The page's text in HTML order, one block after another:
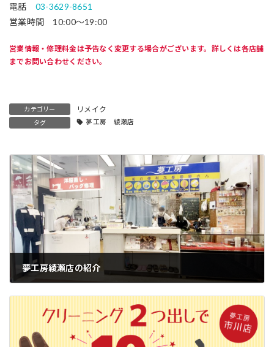
電話 03-3629-8651
営業時間 10:00～19:00
営業情報・修理料金は予告なく変更する場合がございます。詳しくは各店舗
までお問い合わせください。
カテゴリー リメイク
タグ 夢工房 綾瀬店
夢工房綾瀬店の紹介